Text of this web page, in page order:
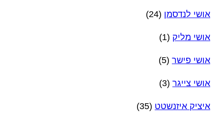
אושי לנדסמן (24)
אושי מליק (1)
אושי פישר (5)
אושי צייגר (3)
איציק איזנשטט (35)